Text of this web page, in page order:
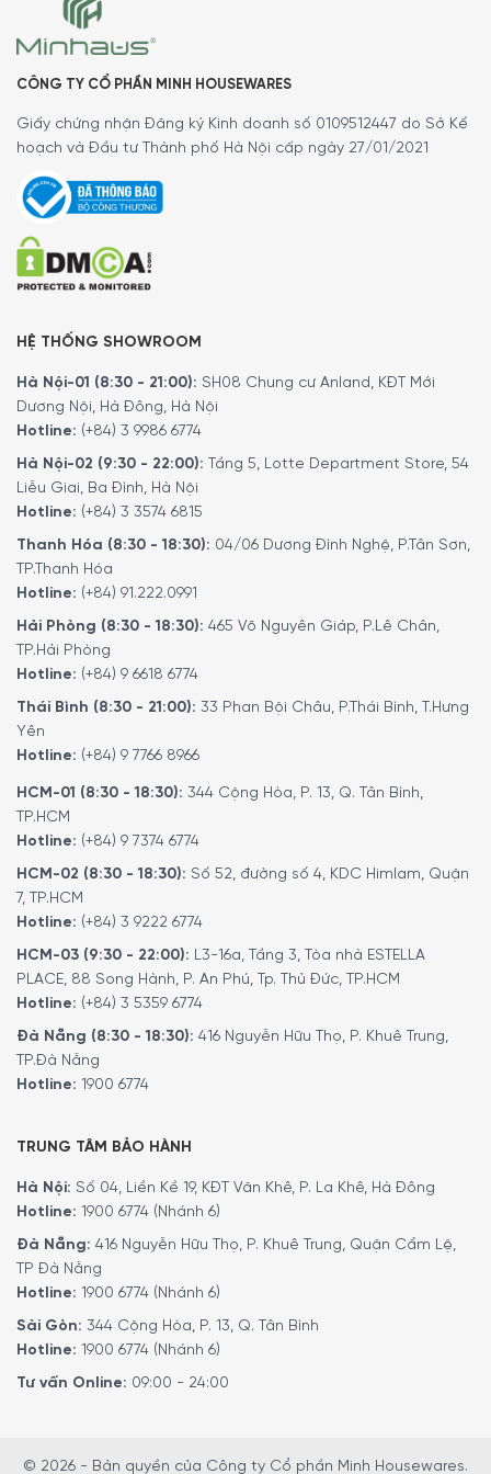
ngon mà không phải thêm hạt thường xuyên.
Máy pha cafe Siemens TP715D01 EQ700 hoạt động với áp
suất lên đến 19 bar , giúp
từng hạt cafe, tạo nên lớp crema dày mịn và đậm đà.
Máy tích hợp35 chương trình pha chế
ví dụ như Espresso, Coffee, Cappuccino, Latte Macchiato,
Hot Milk, Tea,… mang đến thực đơn cafe và đồ uống nóng
phong phú, đáp ứng tối đa sở thích của người dùng.
Chất lượng cafe tuyệt hảo
Công nghệ pha chế AromaSelect, điều chỉnh
hương thơm theo sở thích cá nhân
chỉnh hương thơmcafe theo sở thích cá nhânmột cách
Với ba mức độ lựa chọn
vào buổi sáng đến tách cafe nhẹ nhàng vào cuối ngày.
CÔNG TY CỔ PHẦN MINH HOUSEWARES
Giấy chứng nhận Đăng ký Kinh doanh số 0109512447 do Sở Kế
hoạch và Đầu tư Thành phố Hà Nội cấp ngày 27/01/2021
HỆ THỐNG SHOWROOM
Hà Nội-01 (8:30 - 21:00): SH08 Chung cư Anland, KĐT Mới
Dương Nội, Hà Đông, Hà Nội
Hotline: (+84) 3 9986 6774
Hà Nội-02 (9:30 - 22:00): Tầng 5, Lotte Department Store, 54
Liễu Giai, Ba Đình, Hà Nội
Hotline: (+84) 3 3574 6815
Thanh Hóa (8:30 - 18:30): 04/06 Dương Đình Nghệ, P.Tân Sơn,
TP.Thanh Hóa
Hotline: (+84) 91.222.0991
Hải Phòng (8:30 - 18:30): 465 Võ Nguyên Giáp, P.Lê Chân,
TP.Hải Phòng
Hotline: (+84) 9 6618 6774
Thái Bình (8:30 - 21:00): 33 Phan Bội Châu, P.Thái Bình, T.Hưng
Yên
Hotline: (+84) 9 7766 8966
HCM-01 (8:30 - 18:30): 344 Cộng Hòa, P. 13, Q. Tân Bình,
TP.HCM
Hotline: (+84) 9 7374 6774
HCM-02 (8:30 - 18:30): Số 52, đường số 4, KDC Himlam, Quận
7, TP.HCM
Hotline: (+84) 3 9222 6774
HCM-03 (9:30 - 22:00): L3-16a, Tầng 3, Tòa nhà ESTELLA
PLACE, 88 Song Hành, P. An Phú, Tp. Thủ Đức, TP.HCM
Hotline: (+84) 3 5359 6774
Đà Nẵng (8:30 - 18:30): 416 Nguyễn Hữu Thọ, P. Khuê Trung,
TP.Đà Nẵng
Hotline: 1900 6774
TRUNG TÂM BẢO HÀNH
Hà Nội: Số 04, Liền Kề 19, KĐT Văn Khê, P. La Khê, Hà Đông
Hotline: 1900 6774 (Nhánh 6)
Đà Nẵng: 416 Nguyễn Hữu Thọ, P. Khuê Trung, Quận Cẩm Lệ,
TP Đà Nẵng
Hotline: 1900 6774 (Nhánh 6)
Sài Gòn: 344 Cộng Hòa, P. 13, Q. Tân Bình
Hotline: 1900 6774 (Nhánh 6)
Tư vấn Online: 09:00 - 24:00
© 2026 - Bản quyền của Công ty Cổ phần Minh Housewares.